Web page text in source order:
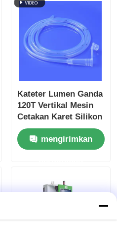
Kateter Lumen Ganda
120T Vertikal Mesin
Cetakan Karet Silikon
Cairan
mengirimkan